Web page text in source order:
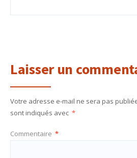
Laisser un
Votre adresse e-mail ne sera pas
sont indiqués avec *
Commentaire *